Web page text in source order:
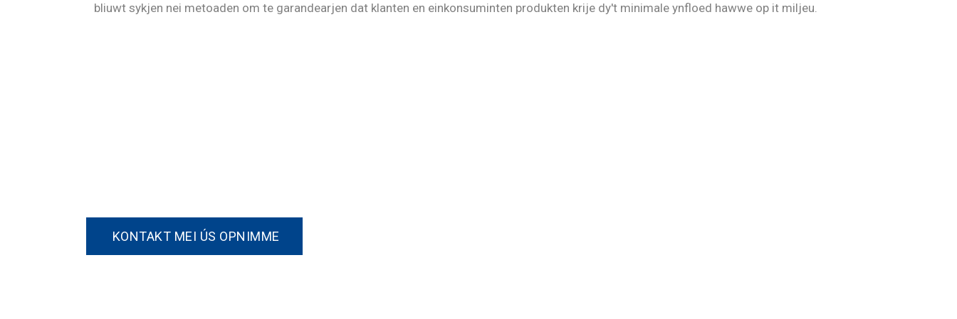
bliuwt sykjen nei metoaden om te garandearjen dat klanten en einkonsuminten produkten krije dy't minimale ynfloed hawwe op it miljeu.
KONTAKT MEI ÚS OPNIMME